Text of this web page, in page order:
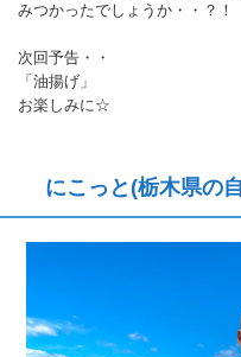
みつかったでしょうか・・？！
次回予告・・
「油揚げ」
お楽しみに☆
にこっと(栃木県の